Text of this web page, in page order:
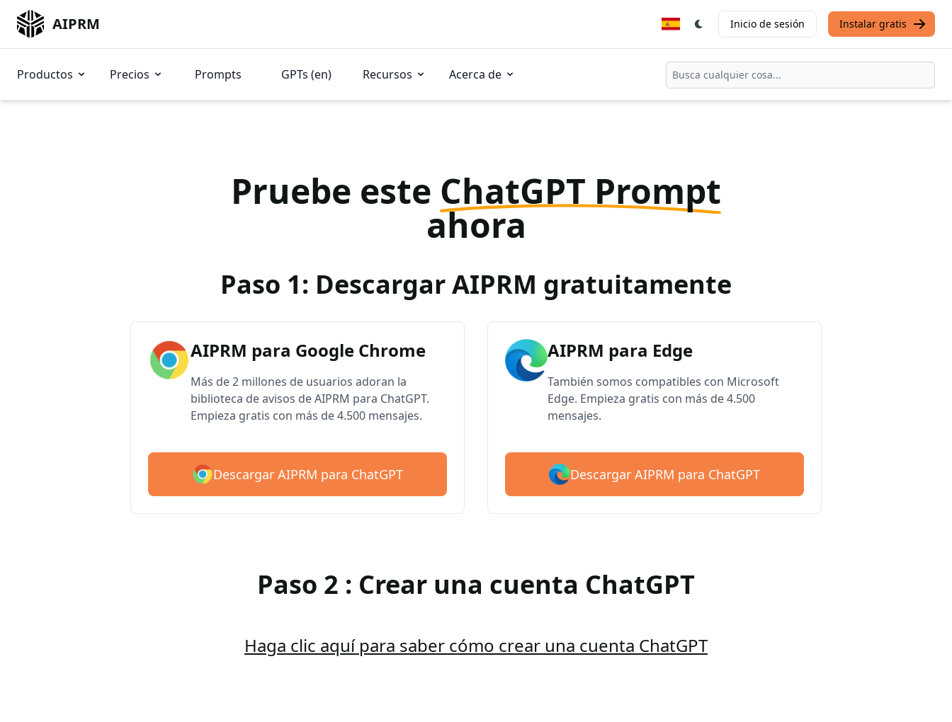
AIPRM Inicio de sesión Instalar gratis
Productos Precios Prompts GPTs (en) Recursos Acerca de
Pruebe este ChatGPT Prompt
ahora
Paso 1: Descargar AIPRM gratuitamente
AIPRM para Google Chrome
Más de 2 millones de usuarios adoran la
biblioteca de avisos de AIPRM para ChatGPT.
Empieza gratis con más de 4.500 mensajes.
Descargar AIPRM para ChatGPT
AIPRM para Edge
También somos compatibles con Microsoft
Edge. Empieza gratis con más de 4.500
mensajes.
Descargar AIPRM para ChatGPT
Paso 2 : Crear una cuenta ChatGPT
Haga clic aquí para saber cómo crear una cuenta ChatGPT